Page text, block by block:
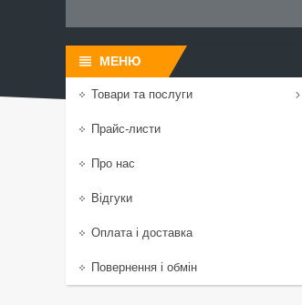
Товари та послуги
Прайс-листи
Про нас
Відгуки
Оплата і доставка
Повернення і обмін